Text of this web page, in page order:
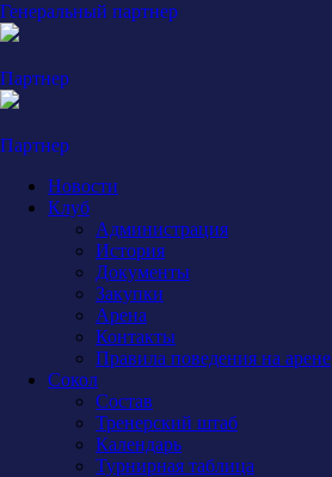
Генеральный партнер
Партнер
Партнер
Новости
Клуб
Администрация
История
Документы
Закупки
Арена
Контакты
Правила поведения на арене
Сокол
Состав
Тренерский штаб
Календарь
Турнирная таблица